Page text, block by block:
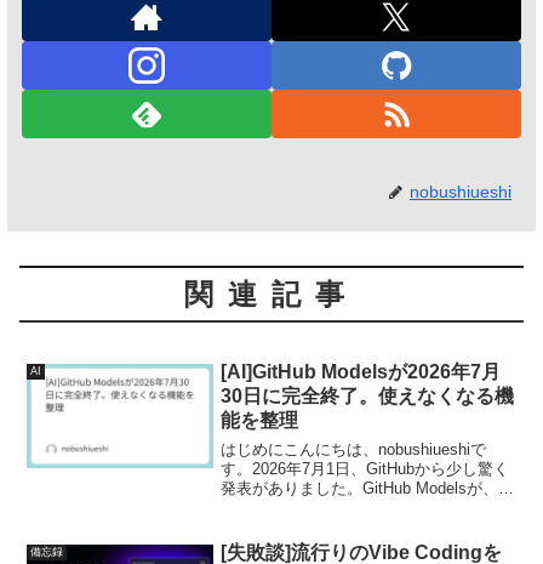
nobushiueshi
関連記事
AI
[AI]GitHub Modelsが2026年7月
30日に完全終了。使えなくなる機
能を整理
はじめにこんにちは、nobushiueshiで
す。2026年7月1日、GitHubから少し驚く
発表がありました。GitHub Modelsが、
Models...
備忘録
[失敗談]流行りのVibe Codingを